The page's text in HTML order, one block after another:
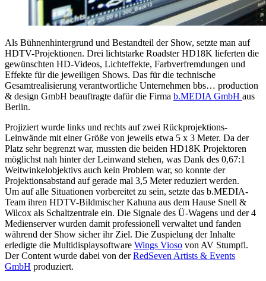
Als Bühnenhintergrund und Bestandteil der Show, setzte man auf
HDTV-Projektionen. Drei lichtstarke Roadster HD18K lieferten die
gewünschten HD-Videos, Lichteffekte, Farbverfremdungen und
Effekte für die jeweiligen Shows. Das für die technische
Gesamtrealisierung verantwortliche Unternehmen bbs… production
& design GmbH beauftragte dafür die Firma b.MEDIA GmbH aus
Berlin.
Projiziert wurde links und rechts auf zwei Rückprojektions-
Leinwände mit einer Größe von jeweils etwa 5 x 3 Meter. Da der
Platz sehr begrenzt war, mussten die beiden HD18K Projektoren
möglichst nah hinter der Leinwand stehen, was Dank des 0,67:1
Weitwinkelobjektivs auch kein Problem war, so konnte der
Projektionsabstand auf gerade mal 3,5 Meter reduziert werden.
Um auf alle Situationen vorbereitet zu sein, setzte das b.MEDIA-
Team ihren HDTV-Bildmischer Kahuna aus dem Hause Snell &
Wilcox als Schaltzentrale ein. Die Signale des Ü-Wagens und der 4
Medienserver wurden damit professionell verwaltet und fanden
während der Show sicher ihr Ziel. Die Zuspielung der Inhalte
erledigte die Multidisplaysoftware Wings Vioso von AV Stumpfl.
Der Content wurde dabei von derRedSeven Artists & Events
GmbH produziert.